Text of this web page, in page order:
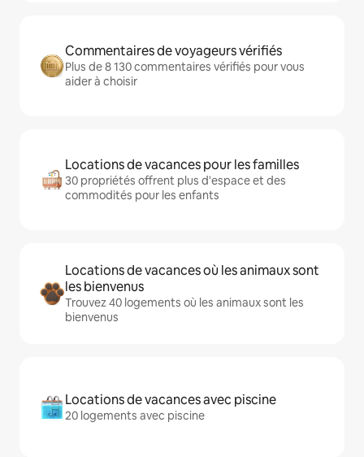
Commentaires de voyageurs vérifiés
Plus de 8 130 commentaires vérifiés pour vous
aider à choisir
Locations de vacances pour les familles
30 propriétés offrent plus d'espace et des
commodités pour les enfants
Locations de vacances où les animaux sont
les bienvenus
Trouvez 40 logements où les animaux sont les
bienvenus
Locations de vacances avec piscine
20 logements avec piscine